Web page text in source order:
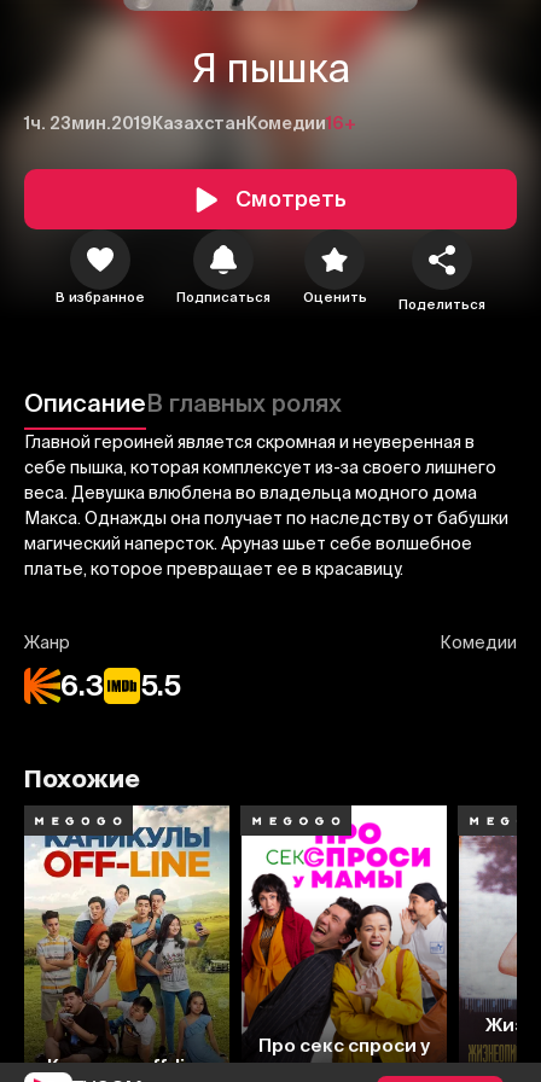
Я пышка
1ч. 23мин.2019 Казахстан Комедии16+
Смотреть
В избранное Подписаться Оценить Поделиться
ОписаниеВ главных ролях
Главной героиней является скромная и неуверенная в
себе пышка, которая комплексует из-за своего лишнего
веса. Девушка влюблена во владельца модного дома
Макса. Однажды она получает по наследству от бабушки
магический наперсток. Аруназ шьет себе волшебное
платье, которое превращает ее в красавицу.
Жанр Комедии
6.3 5.5
1 2 3
Похожие
Каникулы off-line
7.8 6.5
Про секс спроси у
мамы